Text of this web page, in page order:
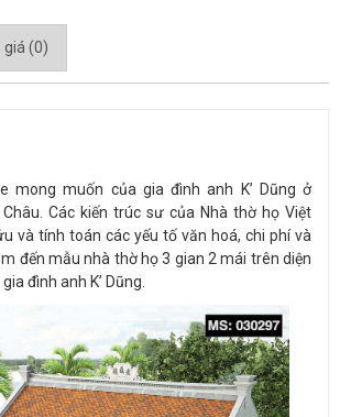
giá (0)
mong muốn của gia đình anh K’ Dũng ở
Châu. Các kiến trúc sư của Nhà thờ họ Việt
và tính toán các yếu tố văn hoá, chi phí và
đến mẫu nhà thờ họ 3 gian 2 mái trên diện
đình anh K’ Dũng.